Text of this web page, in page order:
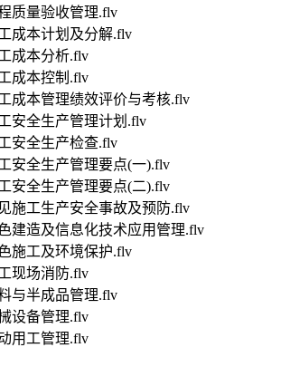
质量验收管理.flv
成本计划及分解.flv
成本分析.flv
成本控制.flv
成本管理绩效评价与考核.flv
安全生产管理计划.flv
安全生产检查.flv
安全生产管理要点(一).flv
安全生产管理要点(二).flv
施工生产安全事故及预防.flv
建造及信息化技术应用管理.flv
施工及环境保护.flv
现场消防.flv
与半成品管理.flv
设备管理.flv
用工管理.flv